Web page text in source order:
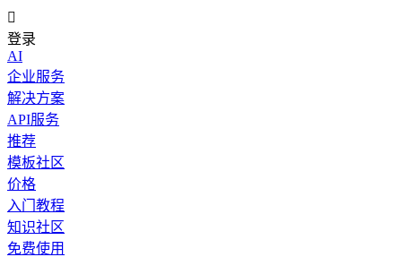

登录
AI
企业服务
解决方案
API服务
推荐
模板社区
价格
入门教程
知识社区
免费使用